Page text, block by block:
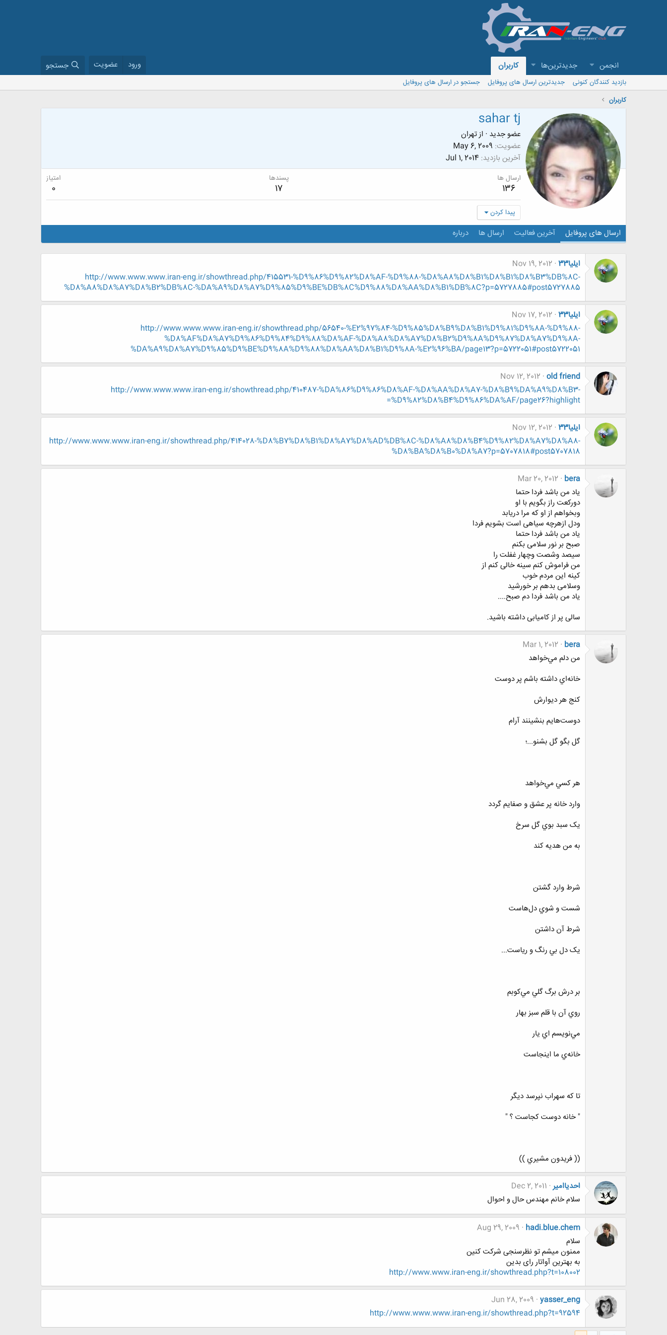
انجمن جدیدترین‌ها کاربران ورود عضویت جستجو
بازدید کنندگان کنونی جدیدترین ارسال های پروفایل
جستجو در ارسال های پروفایل
کاربران
sahar tj
عضو جدید · ازتهران
عضویت May 6, 2009
آخرین بازدید Jul 1, 2014
ارسال ها
136
پسندها
17
امتیاز
0
پیدا کردن
ارسال های پروفایل آخرین فعالیت ارسال ها درباره
ایلیا33
Nov 19, 2012
http://www.www.www.iran-eng.ir/showthread.php/415531-%D9%86%D9%82%D8%AF-%D9%88-%D8%A8%D8%B1%D8%B1%D8%B3%DB%8C-
%D8%A8%D8%A7%D8%B2%DB%8C-%DA%A9%D8%A7%D9%85%D9%BE%DB%8C%D9%88%D8%AA%D8%B1%DB%8C?p=5727885#post5727885
ایلیا33
Nov 17, 2012
http://www.www.www.iran-eng.ir/showthread.php/56540-%E2%97%84-%D9%85%D8%B9%D8%B1%D9%81%D9%8A-%D9%88-
%D8%AF%D8%A7%D9%86%D9%84%D9%88%D8%AF-%D8%A8%D8%A7%D8%B2%D9%8A%D9%87%D8%A7%D9%8A-
%DA%A9%D8%A7%D9%85%D9%BE%D9%8A%D9%88%D8%AA%D8%B1%D9%8A-%E2%96%BA/page13?p=5722051#post5722051
old friend
Nov 12, 2012
http://www.www.www.iran-eng.ir/showthread.php/410487-%DA%86%D9%86%D8%AF-%D8%AA%D8%A7-%D8%B9%DA%A9%D8%B3-
%D9%82%D8%B4%D9%86%DA%AF/page26?highlight=
ایلیا33
Nov 12, 2012
http://www.www.www.iran-eng.ir/showthread.php/414028-%D8%B7%D8%B1%D8%A7%D8%AD%DB%8C-%D8%A8%D8%B4%D9%82%D8%A7%D8%A8-
%D8%BA%D8%B0%D8%A7?p=5707818#post5707818
bera
Mar 20, 2012
یاد من باشد فردا حتما
دورکعت راز بگویم با او
وبخواهم از او که مرا دریابد
ودل ازهرچه سیاهی است بشویم فردا
یاد من باشد فردا حتما
صبح بر نور سلامی بکنم
سیصد وشصت وچهار غفلت را
من فراموش کنم سینه خالی کنم از
کینه این مردم خوب
وسلامی بدهم بر خورشید
یاد من باشد فردا دم صبح....
سالی پر از کامیابی داشته باشید.
bera
Mar 1, 2012
من دلم مي‌خواهد
خانه‌اي داشته باشم پر دوست
کنج هر ديوارش
دوست‌هايم بنشينند آرام
گل بگو گل بشنو...؛
هر کسي مي‌خواهد
وارد خانه پر عشق و صفايم گردد
يک سبد بوي گل سرخ
به من هديه کند
شرط وارد گشتن
شست و شوي دل‌هاست
شرط آن داشتن
يک دل بي رنگ و رياست...
بر درش برگ گلي مي‌کوبم
روي آن با قلم سبز بهار
مي‌نويسم اي يار
خانه‌ي ما اينجاست
تا که سهراب نپرسد ديگر
" خانه دوست کجاست ؟ "
(( فريدون مشيري ))
احدیاامیر Dec 2, 2011
سلام خانم مهندس حال و احوال
hadi.blue.chem
Aug 29, 2009
سلام
ممنون میشم تو نظرسنجی شرکت کنین
به بهترین آواتار رای بدین
http://www.www.iran-eng.ir/showthread.php?t=108002
yasser_eng
Jun 28, 2009
http://www.www.www.iran-eng.ir/showthread.php?t=92594